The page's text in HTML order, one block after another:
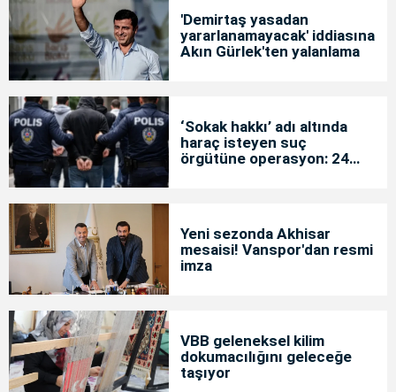
'Demirtaş yasadan
yararlanamayacak' iddiasına
Akın Gürlek'ten yalanlama
‘Sokak hakkı’ adı altında
haraç isteyen suç
örgütüne operasyon: 24
Yeni sezonda Akhisar
mesaisi! Vanspor'dan resmi
imza
VBB geleneksel kilim
dokumacılığını geleceğe
taşıyor